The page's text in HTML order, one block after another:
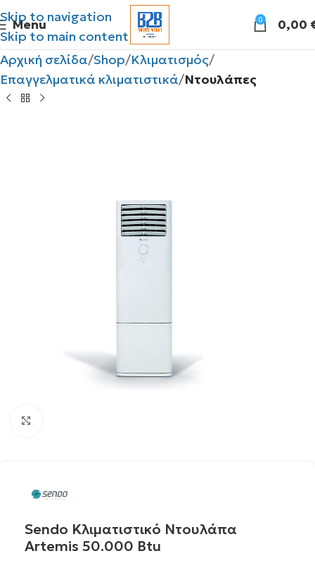
Skip to navigation
Skip to main content
Menu 0 0,00
Αρχική σελίδα Shop Κλιματισμός
Επαγγελματικά κλιματιστικά Ντουλάπες
Sendo Κλιματιστικό Ντουλάπα
Artemis 50.000 Btu